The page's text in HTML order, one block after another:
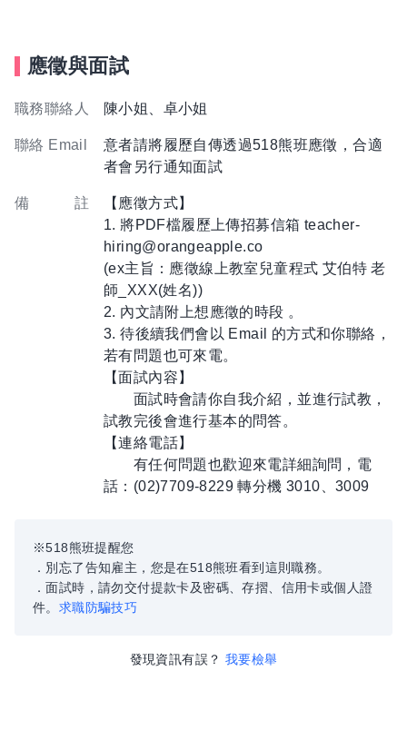
應徵與面試
職務聯絡人 陳小姐、卓小姐
聯絡 Email
意者請將履歷自傳透過518熊班應徵，合適
者會另行通知面試
備 註
【應徵方式】
1. 將PDF檔履歷上傳招募信箱 teacher-
hiring@orangeapple.co
(ex主旨：應徵線上教室兒童程式 艾伯特 老
師_XXX(姓名))
2. 內文請附上想應徵的時段 。
3. 待後續我們會以 Email 的方式和你聯絡，
若有問題也可來電。
【面試內容】
面試時會請你自我介紹，並進行試教，
試教完後會進行基本的問答。
【連絡電話】
有任何問題也歡迎來電詳細詢問，電
話：(02)7709-8229 轉分機 3010、3009
※518熊班提醒您
．別忘了告知雇主，您是在518熊班看到這則職務。
．面試時，請勿交付提款卡及密碼、存摺、信用卡或個人證
件。 求職防騙技巧
發現資訊有誤？ 我要檢舉